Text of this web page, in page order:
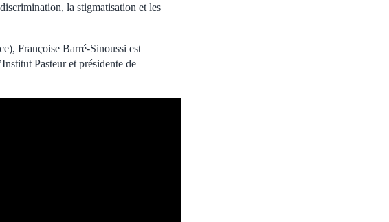
la stigmatisation et les
Françoise Barré-Sinoussi est
Pasteur et présidente de